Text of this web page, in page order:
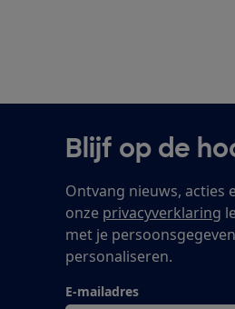
Blijf op de
Ontvang nieuws, acties
onze privacyverklaring
met je
personaliseren.
E-mailadres